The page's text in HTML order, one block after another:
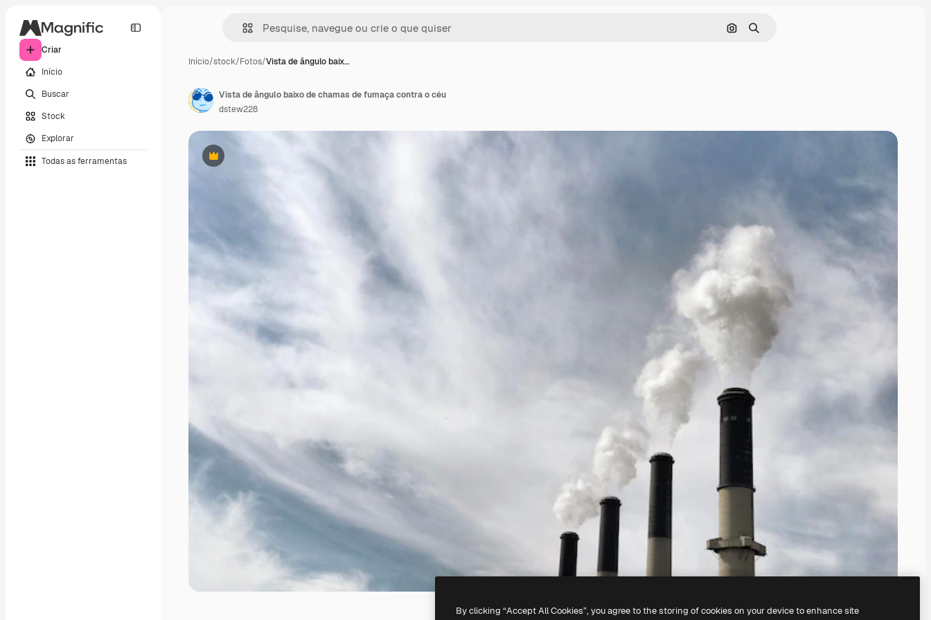
Criar
Início
Buscar
Stock
Explorar
Todas as ferramentas
Pesquisar por imagem
Buscar
Início/stock/Fotos/Vista de ângulo baix…
Premium
Vista de ângulo baixo de chamas de fumaça contra o céu
dstew228
By clicking “Accept All Cookies”, you agree to the storing of cookies on your device to enhance site